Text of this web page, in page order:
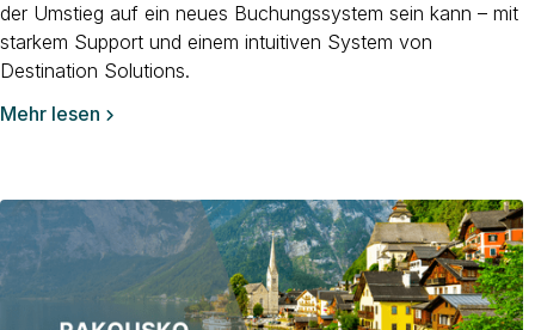
der Umstieg auf ein neues Buchungssystem sein kann – mit
starkem Support und einem intuitiven System von
Destination Solutions.
Mehr lesen 